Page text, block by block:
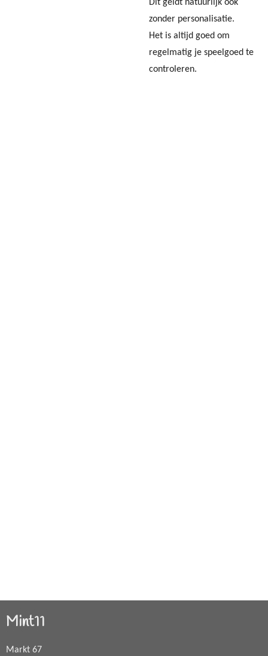
Dit geldt natuurlijk ook
zonder personalisatie.
Het is altijd goed om
regelmatig je speelgoed te
controleren.
Mint11
Markt 67